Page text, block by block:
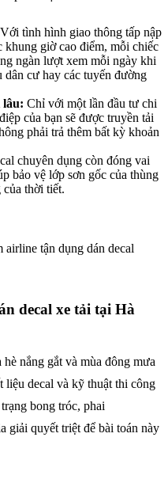
Với tình hình giao thông tấp nập
khung giờ cao điểm, mỗi chiếc
ngàn lượt xem mỗi ngày khi
dân cư hay các tuyến đường
lâu: Chỉ với một lần đầu tư chi
của bạn sẽ được truyền tải
phải trả thêm bất kỳ khoản
chuyên dụng còn đóng vai
bảo vệ lớp sơn gốc của thùng
thời tiết.
tận dụng dán decal
decal xe tải tại Hà
nắng gắt và mùa đông mưa
decal và kỹ thuật thi công
bong tróc, phai
giải quyết triệt để bài toán này